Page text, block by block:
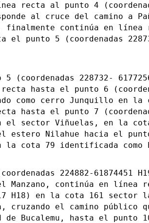
recta al punto 4
al cruce del camino a
continúa en línea
el punto 5 (coordenadas
(coordenadas 228732-
hasta el punto 6
como cerro Junquillo en la
hasta el punto 7
el sector Viñuelas, en la
estero Nilahue hacia el
la cota 79 identificada como
224882-61874451
Manzano, continúa en línea
H18) en la cota 161 sector
el camino público
Bucalemu, hasta el punto